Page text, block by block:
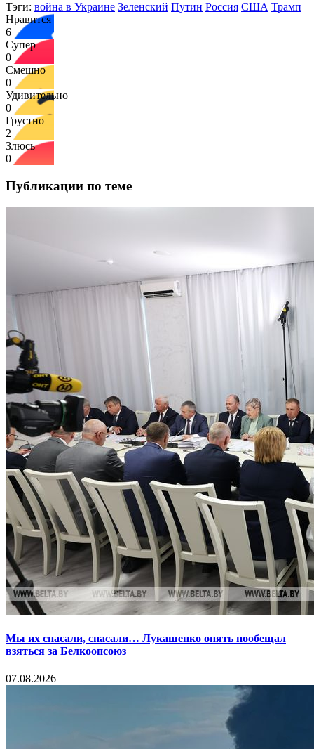
Тэги: война в Украине Зеленский Путин Россия США Трамп
Нравится
6
Супер
0
Смешно
0
Удивительно
0
Грустно
2
Злюсь
0
Публикации по теме
Мы их спасали, спасали… Лукашенко опять пообещал
взяться за Белкоопсоюз
07.08.2026